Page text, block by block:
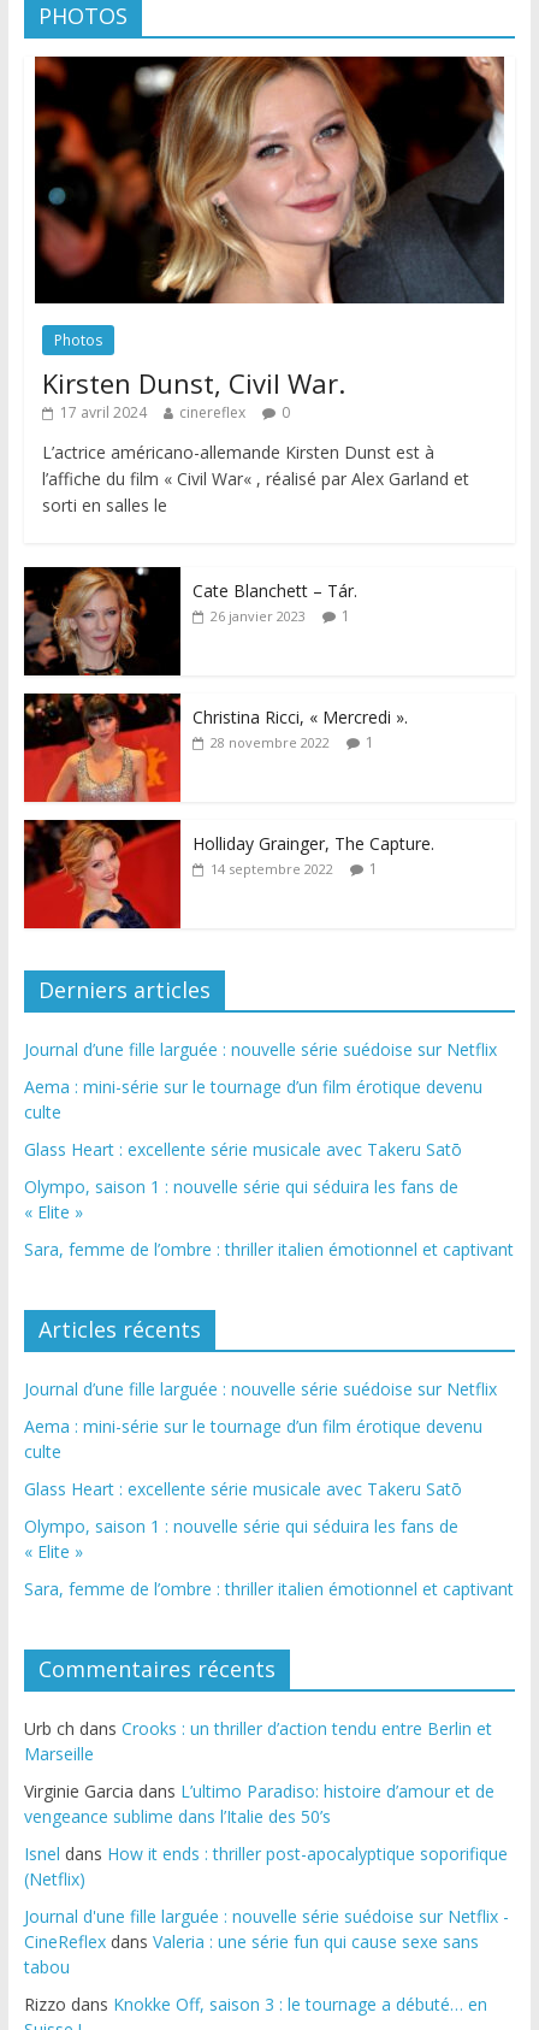
PHOTOS
Photos
Kirsten Dunst, Civil War.
17 avril 2024 cinereflex 0
L’actrice américano-allemande Kirsten Dunst est à
l’affiche du film « Civil War« , réalisé par Alex Garland et
sorti en salles le
Cate Blanchett – Tár.
26 janvier 2023 1
Christina Ricci, « Mercredi ».
28 novembre 2022 1
Holliday Grainger, The Capture.
14 septembre 2022 1
Derniers articles
Journal d’une fille larguée : nouvelle série suédoise sur Netflix
Aema : mini-série sur le tournage d’un film érotique devenu
culte
Glass Heart : excellente série musicale avec Takeru Satō
Olympo, saison 1 : nouvelle série qui séduira les fans de
« Elite »
Sara, femme de l’ombre : thriller italien émotionnel et captivant
Articles récents
Journal d’une fille larguée : nouvelle série suédoise sur Netflix
Aema : mini-série sur le tournage d’un film érotique devenu
culte
Glass Heart : excellente série musicale avec Takeru Satō
Olympo, saison 1 : nouvelle série qui séduira les fans de
« Elite »
Sara, femme de l’ombre : thriller italien émotionnel et captivant
Commentaires récents
Urb ch dans Crooks : un thriller d’action tendu entre Berlin et
Marseille
Virginie Garcia dans L’ultimo Paradiso: histoire d’amour et de
vengeance sublime dans l’Italie des 50’s
Isnel dans How it ends : thriller post-apocalyptique soporifique
(Netflix)
Journal d'une fille larguée : nouvelle série suédoise sur Netflix -
CineReflexdans Valeria : une série fun qui cause sexe sans
tabou
Rizzo dans Knokke Off, saison 3 : le tournage a débuté… en